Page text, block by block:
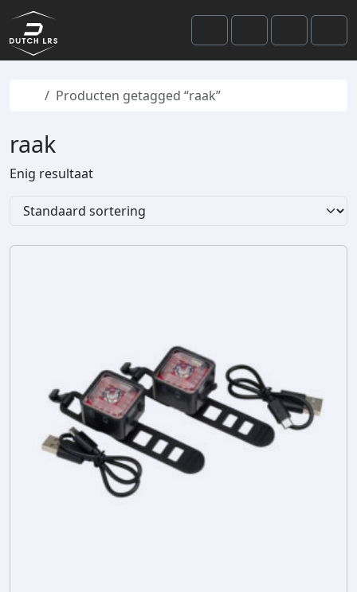
Skip to content
Skip to footer
SearchAccount
Cart
Home
Producten getagged “raak”
raak
Enig resultaat